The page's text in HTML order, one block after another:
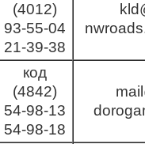
(4012)
93-55-04
21-39-38
код
(4842)
54-98-13
54-98-18